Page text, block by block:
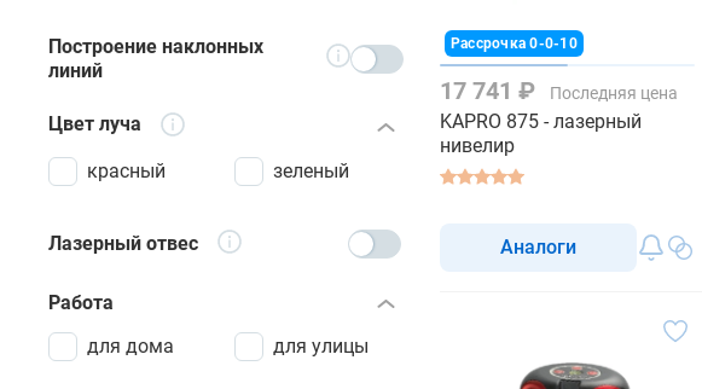
Построение наклонных
линий
Цвет луча
красный зеленый
Лазерный отвес
Работа
для дома
для улицы
Рассрочка 0-0-10
17 741 ₽ Последняя цена
KAPRO 875 - лазерный
нивелир
Аналоги